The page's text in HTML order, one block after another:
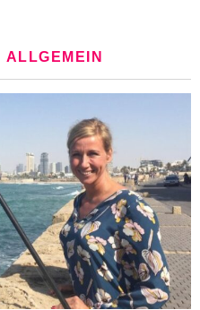
ALLGEMEIN